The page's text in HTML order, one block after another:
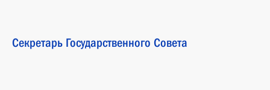
Секретарь Государственного Совета